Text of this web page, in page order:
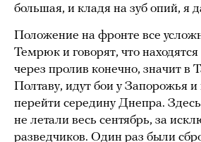
большая, и кладя на зуб опий, я
Положение на фронте все
Темрюк и говорят, что
через пролив конечно, значит в
Полтаву, идут бои у Запорожья
перейти середину Днепра.
не летали весь сентябрь, за
разведчиков. Один раз были